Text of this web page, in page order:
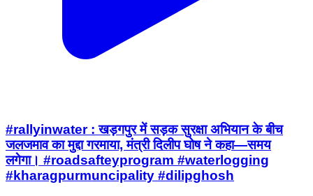
#rallyinwater : खड़गपुर में सड़क सुरक्षा अभियान के बीच
जलजमाव का मुद्दा गरमाया, मंत्री दिलीप घोष ने कहा—समय
लगेगा। #roadsafteyprogram #waterlogging
#kharagpurmuncipality #dilipghosh